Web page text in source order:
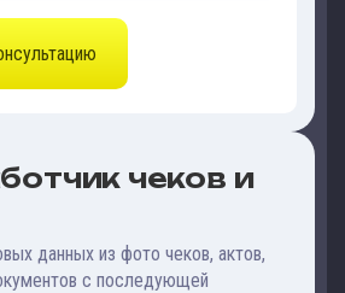
чеков и
данных из фото чеков, актов,
с последующей